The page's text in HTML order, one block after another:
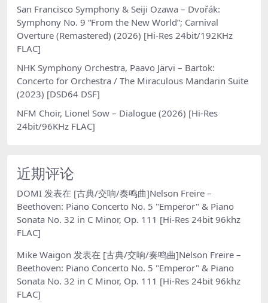
San Francisco Symphony & Seiji Ozawa – Dvořák:
Symphony No. 9 “From the New World”; Carnival
Overture (Remastered) (2026) [Hi-Res 24bit/192KHz
FLAC]
NHK Symphony Orchestra, Paavo Järvi – Bartok:
Concerto for Orchestra / The Miraculous Mandarin Suite
(2023) [DSD64 DSF]
NFM Choir, Lionel Sow – Dialogue (2026) [Hi-Res
24bit/96KHz FLAC]
近期评论
DOMI 发表在 [古典/交响/奏鸣曲]Nelson Freire –
Beethoven: Piano Concerto No. 5 "Emperor" & Piano
Sonata No. 32 in C Minor, Op. 111 [Hi-Res 24bit 96khz
FLAC]
Mike Waigon 发表在 [古典/交响/奏鸣曲]Nelson Freire –
Beethoven: Piano Concerto No. 5 "Emperor" & Piano
Sonata No. 32 in C Minor, Op. 111 [Hi-Res 24bit 96khz
FLAC]